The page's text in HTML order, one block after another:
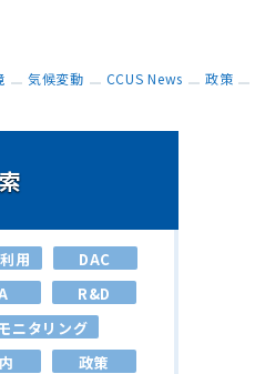
気候変動 CCUS News 政策
用
DAC
R&D
ニタリング
政策